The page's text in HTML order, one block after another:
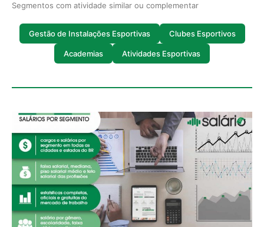
Segmentos com atividade similar ou complementar
Gestão de Instalações Esportivas Clubes Esportivos
Academias Atividades Esportivas